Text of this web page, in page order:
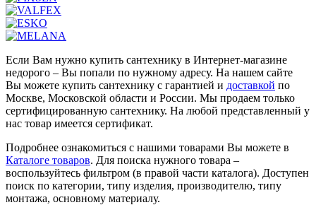
Если Вам нужно купить сантехнику в Интернет-магазине
недорого – Вы попали по нужному адресу. На нашем сайте
Вы можете купить сантехнику с гарантией и доставкой по
Москве, Московской области и России. Мы продаем только
сертифицированную сантехнику. На любой представленный у
нас товар имеется сертификат.
Подробнее ознакомиться с нашими товарами Вы можете в
Каталоге товаров. Для поиска нужного товара –
воспользуйтесь фильтром (в правой части каталога). Доступен
поиск по категории, типу изделия, производителю, типу
монтажа, основному материалу.